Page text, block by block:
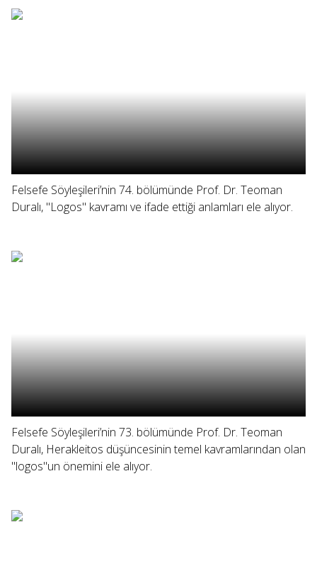
Felsefe Söyleşileri’nin 74. bölümünde Prof. Dr. Teoman
Duralı, "Logos" kavramı ve ifade ettiği anlamları ele alıyor.
Felsefe Söyleşileri’nin 73. bölümünde Prof. Dr. Teoman
Duralı, Herakleitos düşüncesinin temel kavramlarından olan
"logos"un önemini ele alıyor.